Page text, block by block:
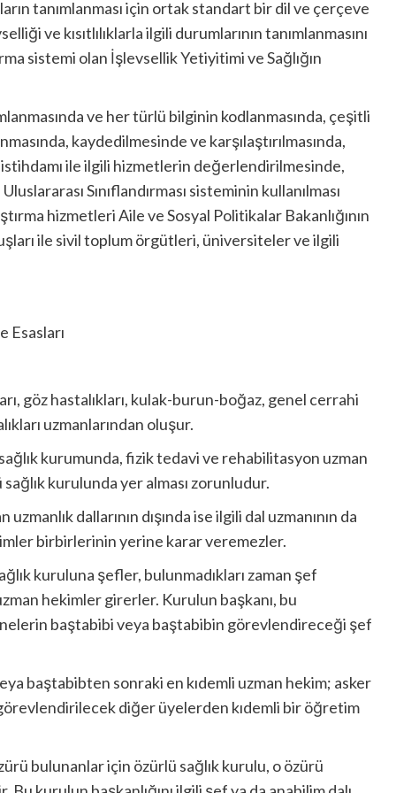
tanımlanması için ortak standart bir dil ve çerçeve
ve kısıtlılıklarla ilgili durumlarının tanımlanmasını
sistemi olan İşlevsellik Yetiyitimi ve Sağlığın
ve her türlü bilginin kodlanmasında, çeşitli
kaydedilmesinde ve karşılaştırılmasında,
ile ilgili hizmetlerin değerlendirilmesinde,
Sınıflandırması sisteminin kullanılması
hizmetleri Aile ve Sosyal Politikalar Bakanlığının
ile sivil toplum örgütleri, üniversiteler ve ilgili
Esasları
göz hastalıkları, kulak-burun-boğaz, genel cerrahi
uzmanlarından oluşur.
kurumunda, fizik tedavi ve rehabilitasyon uzman
kurulunda yer alması zorunludur.
dallarının dışında ise ilgili dal uzmanının da
birbirlerinin yerine karar veremezler.
kuruluna şefler, bulunmadıkları zaman şef
hekimler girerler. Kurulun başkanı, bu
baştabibi veya baştabibin görevlendireceği şef
baştabibten sonraki en kıdemli uzman hekim; asker
diğer üyelerden kıdemli bir öğretim
bulunanlar için özürlü sağlık kurulu, o özürü